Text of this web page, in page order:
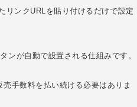
リンクURLを貼り付けるだけで設定
ンが自動で設置される仕組みです。
手数料を払い続ける必要はありま